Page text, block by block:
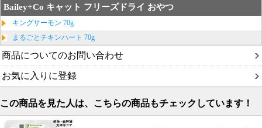
Bailey+Co キャット フリーズドライ おやつ
キングサーモン 70g
まるごとチキンハート 70g
商品についてのお問い合わせ
お気に入りに登録
この商品を見た人は、こちらの商品もチェックしています！